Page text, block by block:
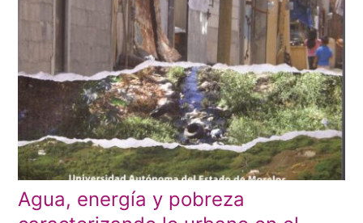
Agua, energía y pobreza